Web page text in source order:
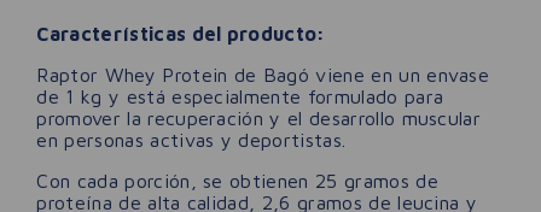
Características del producto:
Raptor Whey Protein de Bagó viene en un envase
de 1 kg y está especialmente formulado para
promover la recuperación y el desarrollo muscular
en personas activas y deportistas.
Con cada porción, se obtienen 25 gramos de
proteína de alta calidad, 2,6 gramos de leucina y